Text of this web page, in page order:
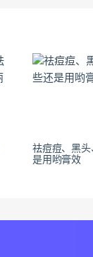
祛痘痘、黑
是用哟膏效